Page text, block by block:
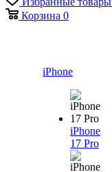
Корзина 0
iPhone
iPhone
17 Pro